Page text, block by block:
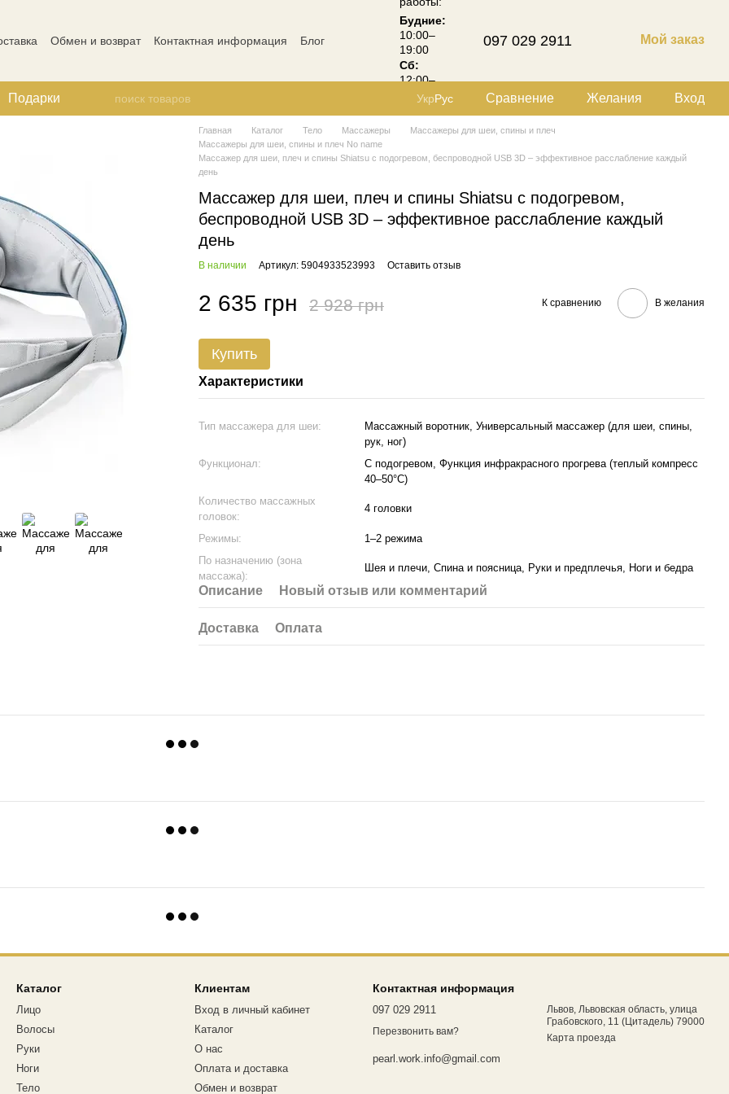
Обмен и возврат Контактная информация
Блог
Будние:
10:00–
19:00
Сб:
12:00–
18:00
097 029 2911 Мой заказ
Подарки УкрРус Сравнение Желания Вход
Главная Каталог Тело Массажеры
Массажеры для шеи, спины и плеч
Массажеры для шеи, спины и плеч No name
Массажер для шеи, плеч и спины Shiatsu с подогревом, беспроводной USB 3D – эффективное расслабление каждый
день
Массажер для шеи, плеч и спины Shiatsu с подогревом,
беспроводной USB 3D – эффективное расслабление каждый
день
В наличии Артикул: 5904933523993 Оставить отзыв
2 635 грн 2 928 грн К сравнению В желания
Купить
Характеристики
Тип массажера для шеи:
Массажный воротник, Универсальный массажер (для шеи, спины,
рук, ног)
Функционал:
С подогревом, Функция инфракрасного прогрева (теплый компресс
40–50°C)
Количество массажных
головок:
4 головки
Режимы:
1–2 режима
По назначению (зона
массажа):
Шея и плечи, Спина и поясница, Руки и предплечья, Ноги и бедра
Описание Новый отзыв или комментарий
Доставка Оплата
Каталог
Лицо
Волосы
Руки
Ноги
Тело
Клиентам
Вход в личный кабинет
Каталог
О нас
Оплата и доставка
Обмен и возврат
Контактная информация
097 029 2911
Перезвонить вам?
pearl.work.info@gmail.com
Львов, Львовская область, улица
Грабовского, 11 (Цитадель) 79000
Карта проезда